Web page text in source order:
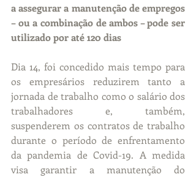
a assegurar a manutenção de empregos
– ou a combinação de ambos – pode ser
utilizado por até 120 dias
Dia 14, foi concedido mais tempo para
os empresários reduzirem tanto a
jornada de trabalho como o salário dos
trabalhadores e, também,
suspenderem os contratos de trabalho
durante o período de enfrentamento
da pandemia de Covid-19. A medida
visa garantir a manutenção do